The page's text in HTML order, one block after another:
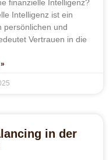
finanzielle Intelligenz?
Intelligenz ist ein
persönlichen und
Vertrauen in die
in der